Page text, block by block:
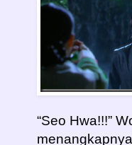
“Seo Hwa!!!”